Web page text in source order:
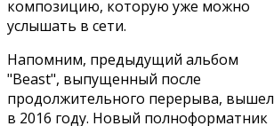
композицию, которую уже можно
услышать в сети.
Напомним, предыдущий альбом
"Beast", выпущенный после
продолжительного перерыва, вышел
в 2016 году. Новый полноформатник